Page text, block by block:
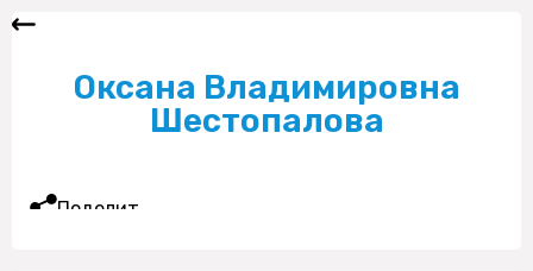
Оксана Владимировна
Шестопалова
Поделиться